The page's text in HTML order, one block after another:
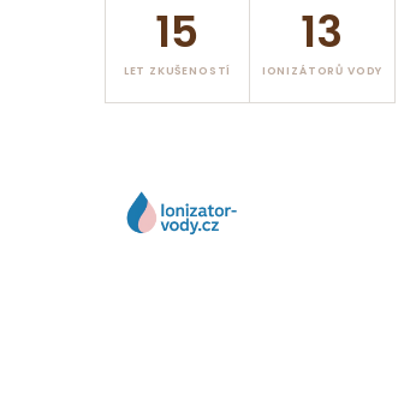
15
LET ZKUŠENOSTÍ
13
IONIZÁTORŮ VODY